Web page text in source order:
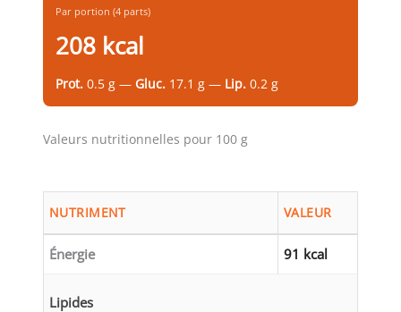
Par portion (4 parts)
208 kcal
Prot. 0.5 g — Gluc. 17.1 g — Lip. 0.2 g
Valeurs nutritionnelles pour 100 g
NUTRIMENT VALEUR
Énergie 91 kcal
Lipides